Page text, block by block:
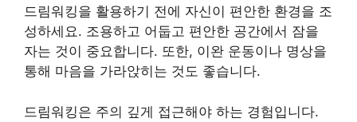
드림워킹을 활용하기 전에 자신이 편안한 환경을 조
성하세요. 조용하고 어둡고 편안한 공간에서 잠을
자는 것이 중요합니다. 또한, 이완 운동이나 명상을
통해 마음을 가라앉히는 것도 좋습니다.
드림워킹은 주의 깊게 접근해야 하는 경험입니다.